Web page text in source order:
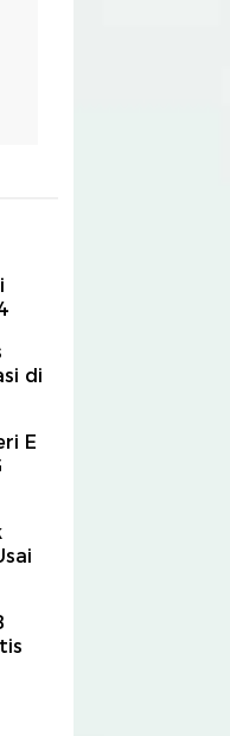
di
E